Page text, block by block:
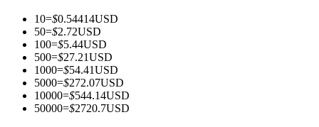
Bli en Copy Trader
Njut av vinstdelning och kopieringshandelsprovisioner
10=$0.54414USD
50=$2.72USD
100=$5.44USD
500=$27.21USD
1000=$54.41USD
5000=$272.07USD
10000=$544.14USD
50000=$2720.7USD